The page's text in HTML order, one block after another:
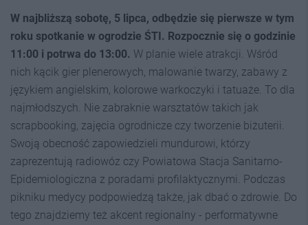
W najbliższą sobotę, 5 lipca, odbędzie się pierwsze w tym
roku spotkanie w ogrodzie ŚTI. Rozpocznie się o godzinie
11:00 i potrwa do 13:00. W planie wiele atrakcji. Wśród
nich kącik gier plenerowych, malowanie twarzy, zabawy z
językiem angielskim, kolorowe warkoczyki i tatuaże. To dla
najmłodszych. Nie zabraknie warsztatów takich jak
scrapbooking, zajęcia ogrodnicze czy tworzenie biżuterii.
Swoją obecność zapowiedzieli mundurowi, którzy
zaprezentują radiowóz czy Powiatowa Stacja Sanitarno-
Epidemiologiczna z poradami profilaktycznymi. Podczas
pikniku medycy podpowiedzą także, jak dbać o zdrowie. Do
tego znajdziemy też akcent regionalny - performatywne